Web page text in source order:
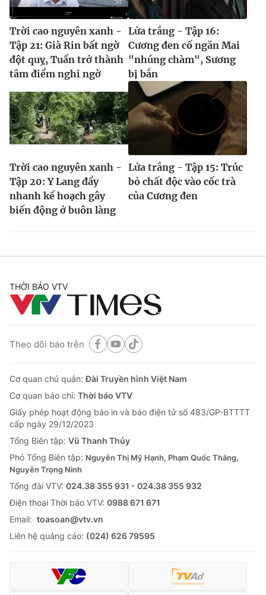
Trời cao nguyên xanh -
Tập 21: Già Rin bất ngờ
đột quỵ, Tuấn trở thành
tâm điểm nghi ngờ
Lửa trắng - Tập 16:
Cương đen cố ngăn Mai
"nhúng chàm", Sương
bị bắn
Trời cao nguyên xanh -
Tập 20: Y Lang đẩy
nhanh kế hoạch gây
biến động ở buôn làng
Lửa trắng - Tập 15: Trúc
bỏ chất độc vào cốc trà
của Cương đen
THỜI BÁO VTV
Theo dõi báo trên
Cơ quan chủ quản:Đài Truyền hình Việt Nam
Cơ quan báo chí: Thời báo VTV
Giấy phép hoạt động báo in và báo điện tử số 483/GP-BTTTT
cấp ngày 29/12/2023
Tổng Biên tập: Vũ Thanh Thủy
Phó Tổng Biên tập: Nguyễn Thị Mỹ Hạnh, Phạm Quốc Thắng,
Nguyễn Trọng Ninh
Tổng đài VTV: 024.38 355 931 - 024.38 355 932
Ðiện thoại Thời báo VTV: 0988 671 671
Email: toasoan@vtv.vn
Liên hệ quảng cáo: (024) 626 79595